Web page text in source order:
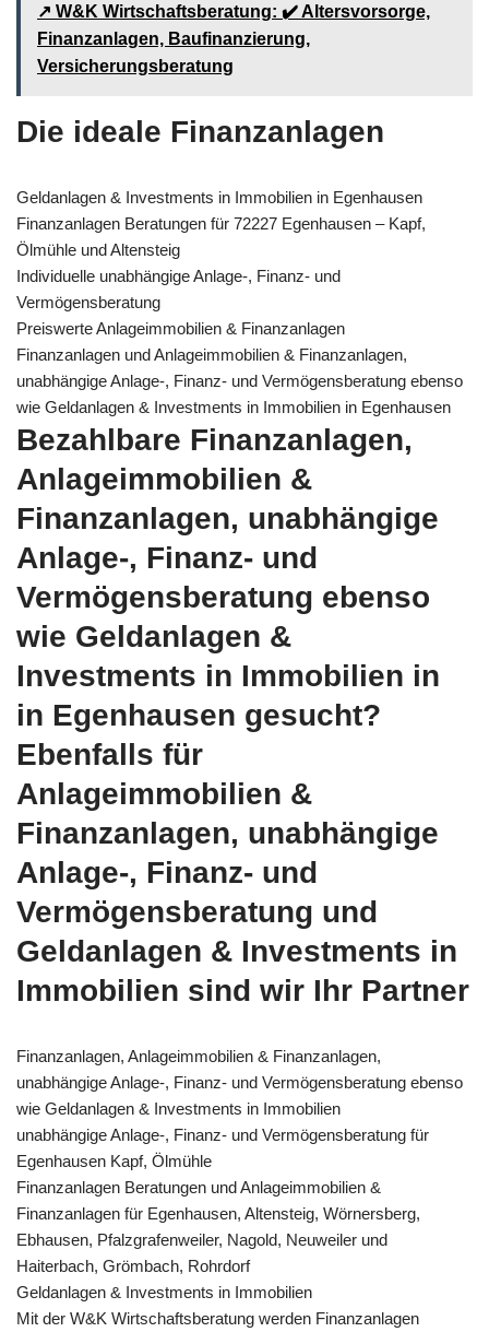
↗️ W&K Wirtschaftsberatung: ✔️ Altersvorsorge,
Finanzanlagen, Baufinanzierung,
Versicherungsberatung
Die ideale Finanzanlagen
Geldanlagen & Investments in Immobilien in Egenhausen
Finanzanlagen Beratungen für 72227 Egenhausen – Kapf,
Ölmühle und Altensteig
Individuelle unabhängige Anlage-, Finanz- und
Vermögensberatung
Preiswerte Anlageimmobilien & Finanzanlagen
Finanzanlagen und Anlageimmobilien & Finanzanlagen,
unabhängige Anlage-, Finanz- und Vermögensberatung ebenso
wie Geldanlagen & Investments in Immobilien in Egenhausen
Bezahlbare Finanzanlagen,
Anlageimmobilien &
Finanzanlagen, unabhängige
Anlage-, Finanz- und
Vermögensberatung ebenso
wie Geldanlagen &
Investments in Immobilien in
in Egenhausen gesucht?
Ebenfalls für
Anlageimmobilien &
Finanzanlagen, unabhängige
Anlage-, Finanz- und
Vermögensberatung und
Geldanlagen & Investments in
Immobilien sind wir Ihr Partner
Finanzanlagen, Anlageimmobilien & Finanzanlagen,
unabhängige Anlage-, Finanz- und Vermögensberatung ebenso
wie Geldanlagen & Investments in Immobilien
unabhängige Anlage-, Finanz- und Vermögensberatung für
Egenhausen Kapf, Ölmühle
Finanzanlagen Beratungen und Anlageimmobilien &
Finanzanlagen für Egenhausen, Altensteig, Wörnersberg,
Ebhausen, Pfalzgrafenweiler, Nagold, Neuweiler und
Haiterbach, Grömbach, Rohrdorf
Geldanlagen & Investments in Immobilien
Mit der W&K Wirtschaftsberatung werden Finanzanlagen